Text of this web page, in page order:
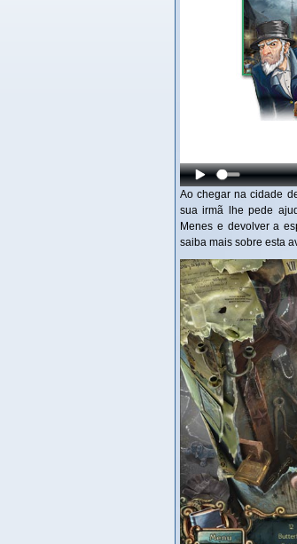
Ao chegar na cidade
sua irmã lhe pede
Menes e devolver a
saiba mais sobre esta